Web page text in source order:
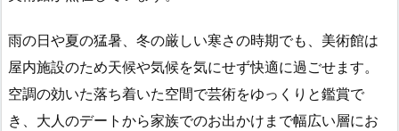
雨の日や夏の猛暑、冬の厳しい寒さの時期でも、美術館は
屋内施設のため天候や気候を気にせず快適に過ごせます。
空調の効いた落ち着いた空間で芸術をゆっくりと鑑賞で
き、大人のデートから家族でのお出かけまで幅広い層にお